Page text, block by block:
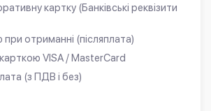
картку (Банківські реквізити
отриманні (післяплата)
VISA / MasterCard
(з ПДВ і без)